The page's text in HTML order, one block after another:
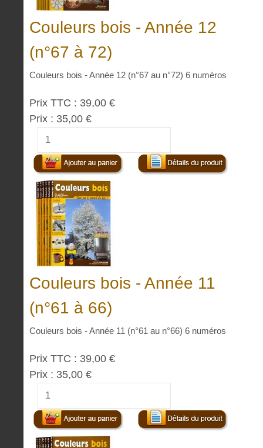
Couleurs bois - Année 12
(n°67 à 72)
Couleurs bois - Année 12 (n°67 au n°72) 6 numéros
Prix TTC : 39,00 €
Prix : 35,00 €
Couleurs bois - Année 11
(n°61 à 66)
Couleurs bois - Année 11 (n°61 au n°66) 6 numéros
Prix TTC : 39,00 €
Prix : 35,00 €